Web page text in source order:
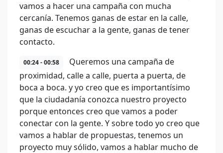
vamos a hacer una campaña con mucha
cercanía. Tenemos ganas de estar en la calle,
ganas de escuchar a la gente, ganas de tener
contacto.
00:24 - 00:58
Queremos una campaña de
proximidad, calle a calle, puerta a puerta, de
boca a boca. y yo creo que es importantísimo
que la ciudadanía conozca nuestro proyecto
porque entonces creo que vamos a poder
conectar con la gente. Y sobre todo yo creo que
vamos a hablar de propuestas, tenemos un
proyecto muy sólido, vamos a hablar mucho de